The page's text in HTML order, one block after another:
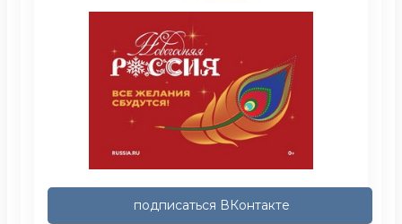
подписаться ВКонтакте